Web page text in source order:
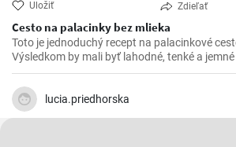
Uložiť Zdieľať
Cesto na palacinky bez mlieka
Toto je jednoduchý recept na palacinkové
Výsledkom by mali byť lahodné, tenké a
pripravíte bez použitia mlieka.
lucia.priedhorska